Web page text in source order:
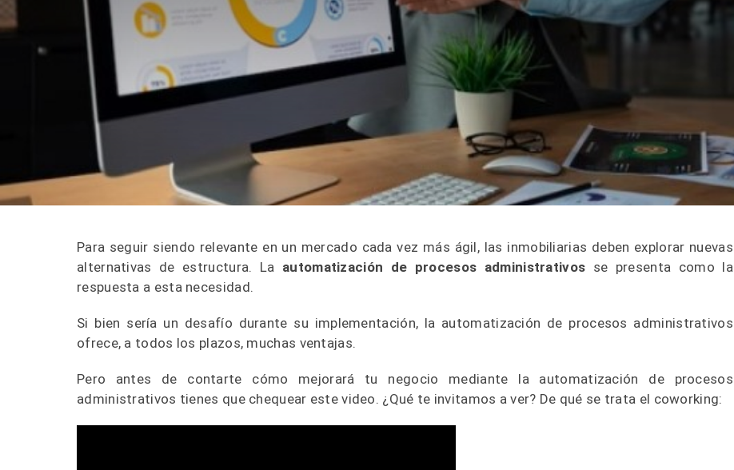
Para seguir siendo relevante en un mercado cada vez más ágil, las inmobiliarias deben explorar nuevas
alternativas de estructura. La automatización de procesos administrativos se presenta como la
respuesta a esta necesidad.
Si bien sería un desafío durante su implementación, la automatización de procesos administrativos
ofrece, a todos los plazos, muchas ventajas.
Pero antes de contarte cómo mejorará tu negocio mediante la automatización de procesos
administrativos tienes que chequear este video. ¿Qué te invitamos a ver? De qué se trata el coworking: